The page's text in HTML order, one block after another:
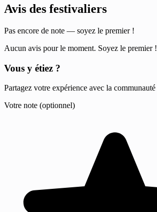
Avis des festivaliers
Pas encore de note — soyez le premier !
Aucun avis pour le moment. Soyez le premier !
Vous y étiez ?
Partagez votre expérience avec la communauté
Votre note (optionnel)